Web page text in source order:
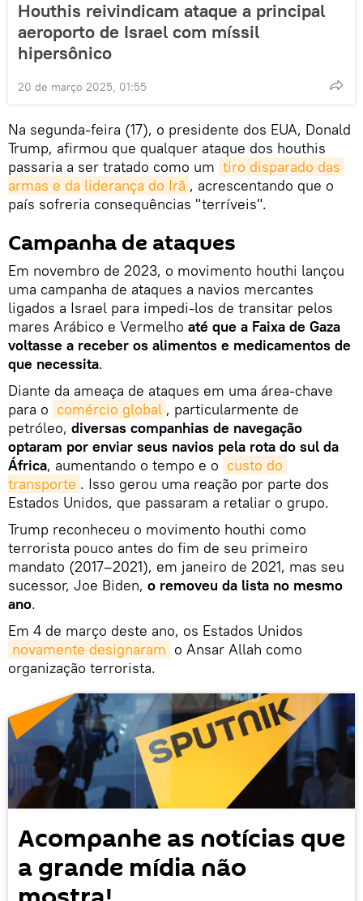
Houthis reivindicam ataque a principal
aeroporto de Israel com míssil
hipersônico
20 de março 2025, 01:55
Na segunda-feira (17), o presidente dos EUA, Donald
Trump, afirmou que qualquer ataque dos houthis
passaria a ser tratado como um tiro disparado das
armas e da liderança do Irã , acrescentando que o
país sofreria consequências "terríveis".
Campanha de ataques
Em novembro de 2023, o movimento houthi lançou
uma campanha de ataques a navios mercantes
ligados a Israel para impedi-los de transitar pelos
mares Arábico e Vermelho até que a Faixa de Gaza
voltasse a receber os alimentos e medicamentos de
que necessita.
Diante da ameaça de ataques em uma área-chave
para o comércio global , particularmente de
petróleo, diversas companhias de navegação
optaram por enviar seus navios pela rota do sul da
África, aumentando o tempo e o custo do
transporte . Isso gerou uma reação por parte dos
Estados Unidos, que passaram a retaliar o grupo.
Trump reconheceu o movimento houthi como
terrorista pouco antes do fim de seu primeiro
mandato (2017–2021), em janeiro de 2021, mas seu
sucessor, Joe Biden, o removeu da lista no mesmo
ano.
Em 4 de março deste ano, os Estados Unidos
novamente designaram o Ansar Allah como
organização terrorista.
Acompanhe as notícias que
a grande mídia não